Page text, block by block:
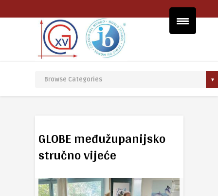
GLOBE međužupanijsko
stručno vijeće